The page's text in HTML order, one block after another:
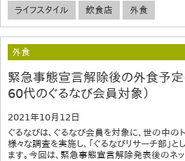
ライフスタイル 飲食店 外食
外食
緊急事態宣言解除後の外食予定
60代のぐるなび会員対象）
2021年10月12日
ぐるなびは、ぐるなび会員を対象に、世の中の
様々な調査を実施し、「ぐるなびリサーチ部」
ます。今回は、緊急事態宣言解除発表後のネ